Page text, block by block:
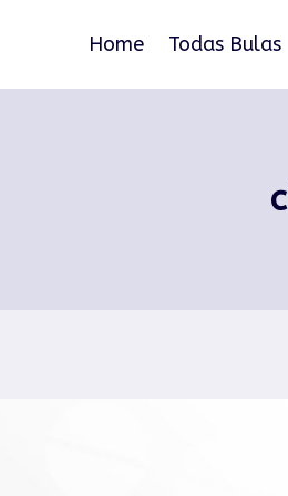
Home Todas Bulas